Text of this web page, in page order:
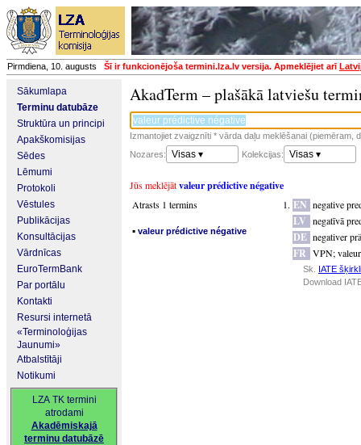
Pirmdiena, 10. augusts Šī ir funkcionējoša termini.lza.lv versija. Apmeklējiet arī
Sākumlapa
Terminu datubāze
Struktūra un principi
Apakškomisijas
Sēdes
Lēmumi
Protokoli
Vēstules
Publikācijas
Konsultācijas
Vārdnīcas
EuroTermBank
Par portālu
Kontakti
Resursi internetā
«Terminoloģijas
Jaunumi»
Atbalstītāji
Notikumi
LZA TK termini
atrodami
Akadēmiskajā
terminu datubāzē
AkadTerm – plašākā latviešu
Izmantojiet zvaigznīti * vārda daļu meklēšanai (piemēram,
Nozares:
Visas ▾ Kolekcijas: Visas ▾
Jūs meklējātvaleur prédictive négative
Atrasts 1 termins
▪ valeur prédictive négative
EN negative
LV negatīvā
DE negativer
FR VPN;
Sk. IATE šķirkli
Download